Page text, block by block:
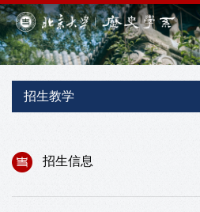
招生教学
招生信息